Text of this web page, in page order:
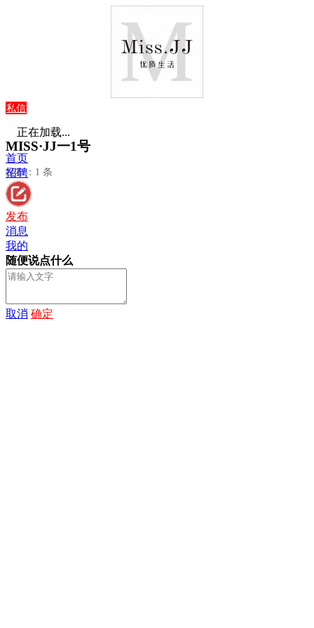
私信
MISS·JJ一1号
发布：1 条
正在加载...
首页
招聘
发布
消息
我的
随便说点什么
取消 确定